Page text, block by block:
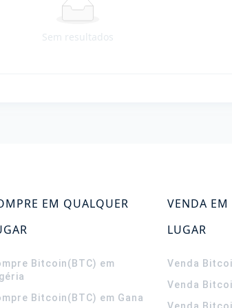
Sem resultados
EM QUALQUER
Bitcoin(BTC) em
Bitcoin(BTC) em Gana
VENDA
LUGAR
Venda
Venda